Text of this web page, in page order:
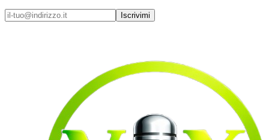
Iscrivimi